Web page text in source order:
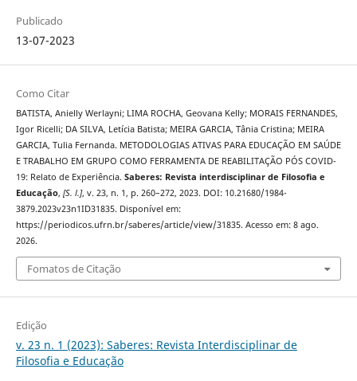
Publicado
13-07-2023
Como Citar
BATISTA, Anielly Werlayni; LIMA ROCHA, Geovana Kelly; MORAIS FERNANDES,
Igor Ricelli; DA SILVA, Letícia Batista; MEIRA GARCIA, Tânia Cristina; MEIRA
GARCIA, Tulia Fernanda. METODOLOGIAS ATIVAS PARA EDUCAÇÃO EM SAÚDE
E TRABALHO EM GRUPO COMO FERRAMENTA DE REABILITAÇÃO PÓS COVID-
19: Relato de Experiência. Saberes: Revista interdisciplinar de Filosofia e
Educação, [S. l.], v. 23, n. 1, p. 260–272, 2023. DOI: 10.21680/1984-
3879.2023v23n1ID31835. Disponível em:
https://periodicos.ufrn.br/saberes/article/view/31835. Acesso em: 8 ago.
2026.
Fomatos de Citação
Edição
v. 23 n. 1 (2023): Saberes: Revista Interdisciplinar de
Filosofia e Educação